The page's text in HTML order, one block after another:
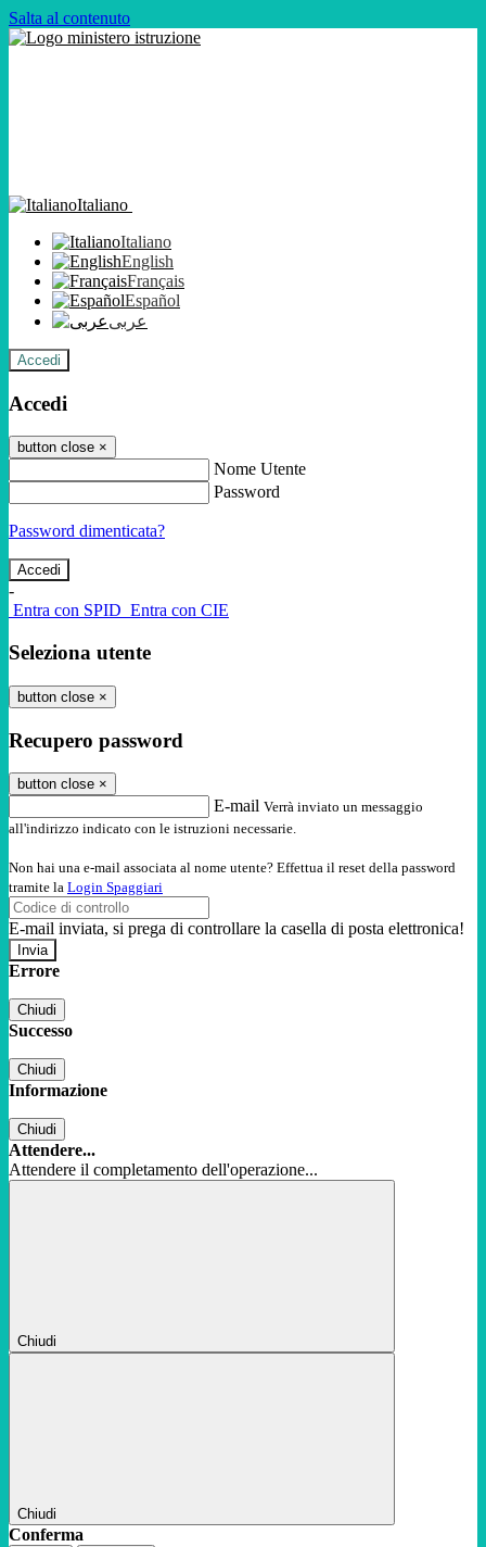
Salta al contenuto
Italiano
Italiano
English
Français
Español
عربى
Accedi
Accedi
button close ×
Nome Utente
Password
Password dimenticata?
-
Entra con SPID Entra con CIE
Seleziona utente
button close ×
Recupero password
button close ×
E-mail Verrà inviato un messaggio
all'indirizzo indicato con le istruzioni necessarie.
Non hai una e-mail associata al nome utente? Effettua il reset della password
tramite la Login Spaggiari
E-mail inviata, si prega di controllare la casella di posta elettronica!
Errore
Chiudi
Successo
Chiudi
Informazione
Chiudi
Attendere...
Attendere il completamento dell'operazione...
Chiudi
Chiudi
Conferma